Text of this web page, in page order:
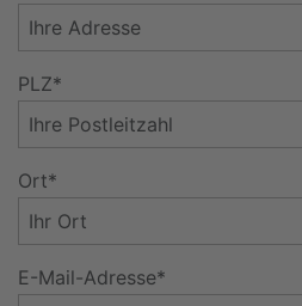
PLZ*
Ort*
E-Mail-Adresse*